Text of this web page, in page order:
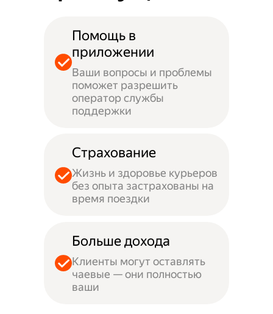
Помощь в
приложении
Ваши вопросы и проблемы
поможет разрешить
оператор службы
поддержки
Страхование
Жизнь и здоровье курьеров
без опыта застрахованы на
время поездки
Больше дохода
Клиенты могут оставлять
чаевые — они полностью
ваши